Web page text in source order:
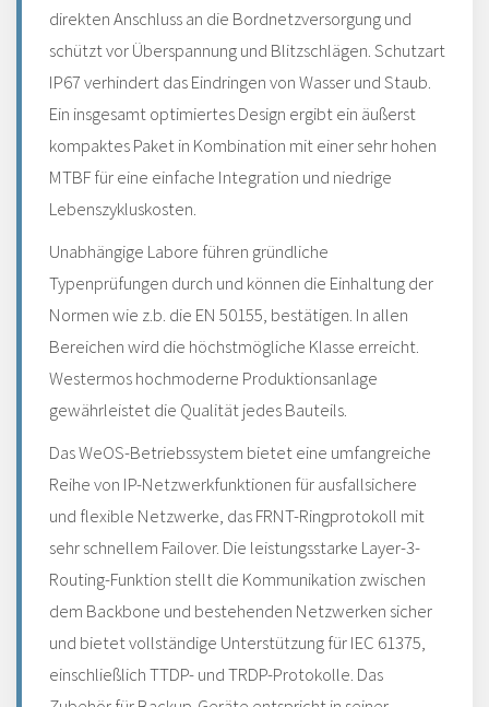
direkten Anschluss an die Bordnetzversorgung und
schützt vor Überspannung und Blitzschlägen. Schutzart
IP67 verhindert das Eindringen von Wasser und Staub.
Ein insgesamt optimiertes Design ergibt ein äußerst
kompaktes Paket in Kombination mit einer sehr hohen
MTBF für eine einfache Integration und niedrige
Lebenszykluskosten.
Unabhängige Labore führen gründliche
Typenprüfungen durch und können die Einhaltung der
Normen wie z.b. die EN 50155, bestätigen. In allen
Bereichen wird die höchstmögliche Klasse erreicht.
Westermos hochmoderne Produktionsanlage
gewährleistet die Qualität jedes Bauteils.
Das WeOS-Betriebssystem bietet eine umfangreiche
Reihe von IP-Netzwerkfunktionen für ausfallsichere
und flexible Netzwerke, das FRNT-Ringprotokoll mit
sehr schnellem Failover. Die leistungsstarke Layer-3-
Routing-Funktion stellt die Kommunikation zwischen
dem Backbone und bestehenden Netzwerken sicher
und bietet vollständige Unterstützung für IEC 61375,
einschließlich TTDP- und TRDP-Protokolle. Das